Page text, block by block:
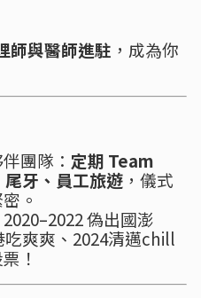
師與醫師進駐 ，成為你
團隊： 定期 Team
牙、員工旅遊 ，儀式
。
偽出國澎
爽爽、2024清邁chill
！